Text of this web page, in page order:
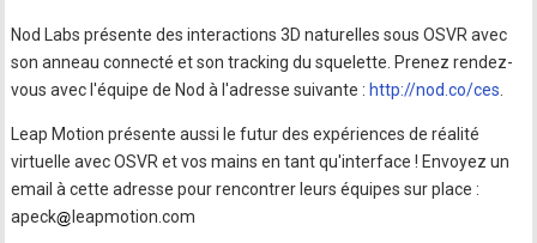
Nod Labs présente des interactions 3D naturelles sous OSVR avec
son anneau connecté et son tracking du squelette. Prenez rendez-
vous avec l'équipe de Nod à l'adresse suivante : http://nod.co/ces
Leap Motion présente aussi le futur des expériences de réalité
virtuelle avec OSVR et vos mains en tant qu'interface ! Envoyez un
email à cette adresse pour rencontrer leurs équipes sur place :
apeck
leapmotion.com